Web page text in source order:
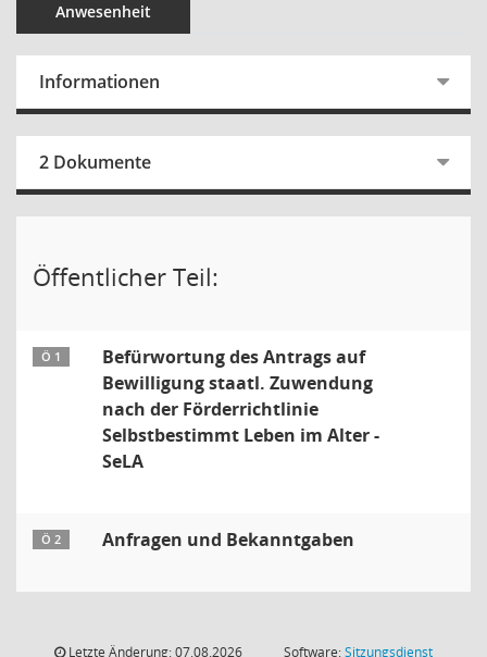
Anwesenheit
Informationen
2 Dokumente
Öffentlicher Teil:
Ö 1
Befürwortung des Antrags auf
Bewilligung staatl. Zuwendung
nach der Förderrichtlinie
Selbstbestimmt Leben im Alter -
SeLA
Ö 2 Anfragen und Bekanntgaben
Letzte Änderung: 07.08.2026 Software:Sitzungsdienst